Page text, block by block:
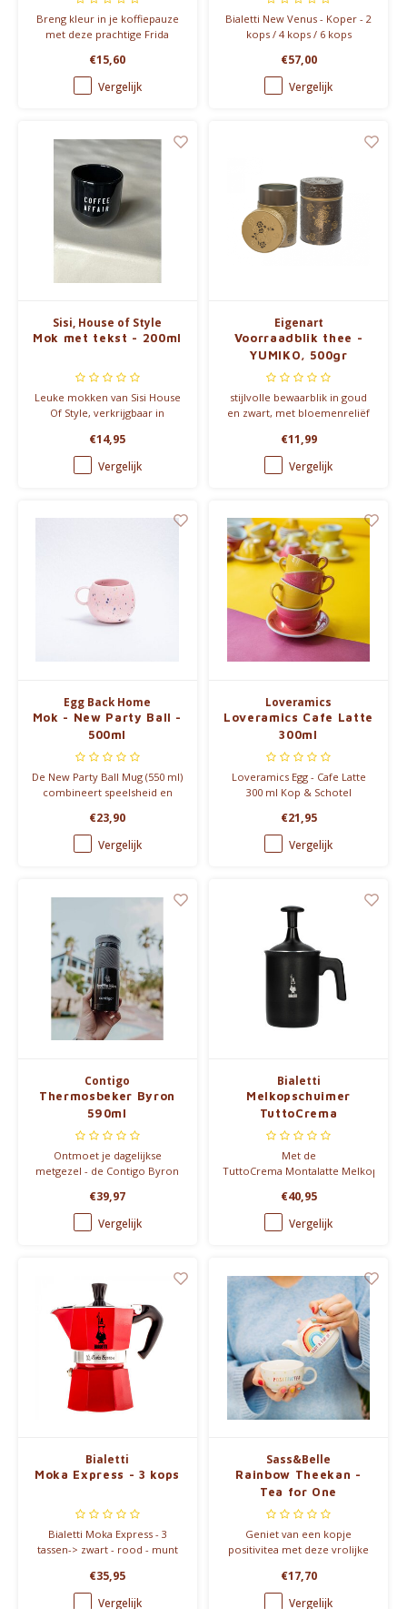
Breng kleur in je koffiepauze
met deze prachtige Frida
Handbeschilderd keramiek
met een speels design en een
bloemvormig schoteltje.
€15,60
Vergelijk
Bialetti New Venus - Koper - 2
kops / 4 kops / 6 kops
€57,00
Vergelijk
Sisi, House of Style
Mok met tekst - 200ml
Leuke mokken van Sisi House
Of Style, verkrijgbaar in
grappige teksten. Een lief
cadeau voor je geliefde,
moeder, vader of beste
perfect om mee te mixen en
€14,95
Vergelijk
Eigenart
Voorraadblik thee -
YUMIKO, 500gr
stijlvolle bewaarblik in goud
en zwart, met bloemenreliëf
voor losse thee, koffie of
snacks.
€11,99
Vergelijk
Egg Back Home
Mok - New Party Ball -
500ml
De New Party Ball Mug (550 ml)
combineert speelsheid en
ontwerp. Verkrijgbaar in vijf
levendige kleuren, perfect
voor elke gelegenheid.
€23,90
Vergelijk
Loveramics
Loveramics Cafe Latte
300ml
Loveramics Egg - Cafe Latte
300 ml Kop & Schotel
€21,95
Vergelijk
Contigo
Thermosbeker Byron
590ml
Ontmoet je dagelijkse
metgezel - de Contigo Byron
technologie. Lekvrij, warme
koffie tot 7 uur, en koud tot 18
uur.
€39,97
Vergelijk
Bialetti
Melkopschuimer
TuttoCrema
Montalatte
Met de
TuttoCrema Montalatte
van melk eenvoudig en snel.
Te vergrijgen in 160ml en
330ml.
€40,95
Vergelijk
Bialetti
Moka Express - 3 kops
Bialetti Moka Express - 3
tassen-> zwart - rood - munt
€35,95
Vergelijk
Sass&Belle
Rainbow Theekan -
Tea for One
Geniet van een kopje
positivitea met deze vrolijke
en mok passen perfect op
elkaar en vormen samen een
€17,70
Vergelijk